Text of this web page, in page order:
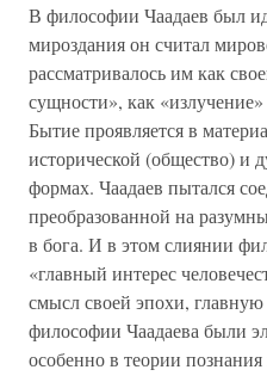
В философии Чаадаев был
мироздания он считал
рассматривалось им как
сущности», как
Бытие проявляется в
исторической (общество) и
формах. Чаадаев пытался
преобразованной на
в бога. И в этом слиянии
«главный интерес
смысл своей эпохи,
философии Чаадаева были
особенно в теории